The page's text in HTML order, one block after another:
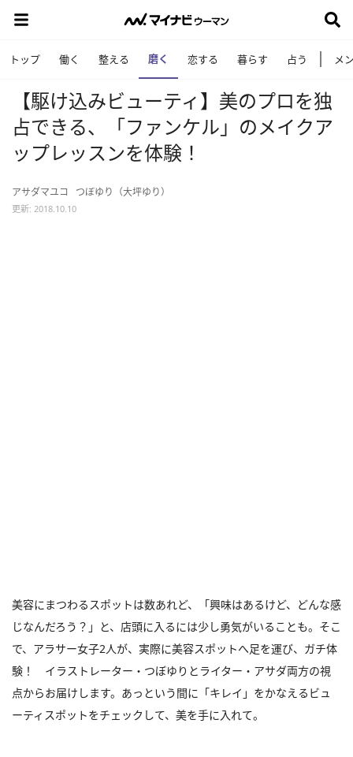
トップ 働く 整える 磨く 恋する 暮らす 占う メ
【駆け込みビューティ】美のプロを独
占できる、「ファンケル」のメイクア
ップレッスンを体験！
アサダマユコ つぼゆり（大坪ゆり）
更新: 2018.10.10
美容にまつわるスポットは数あれど、「興味はあるけど、どんな感
じなんだろう？」と、店頭に入るには少し勇気がいることも。そこ
で、アラサー女子2人が、実際に美容スポットへ足を運び、ガチ体
験！ イラストレーター・つぼゆりとライター・アサダ両方の視
点からお届けします。あっという間に「キレイ」をかなえるビュ
ーティスポットをチェックして、美を手に入れて。